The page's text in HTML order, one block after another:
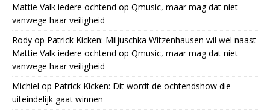
Mattie Valk iedere ochtend op Qmusic, maar mag dat niet
vanwege haar veiligheid
Rody op Patrick Kicken: Miljuschka Witzenhausen wil wel naast
Mattie Valk iedere ochtend op Qmusic, maar mag dat niet
vanwege haar veiligheid
Michiel op Patrick Kicken: Dit wordt de ochtendshow die
uiteindelijk gaat winnen